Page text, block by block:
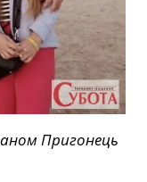
Пригонець